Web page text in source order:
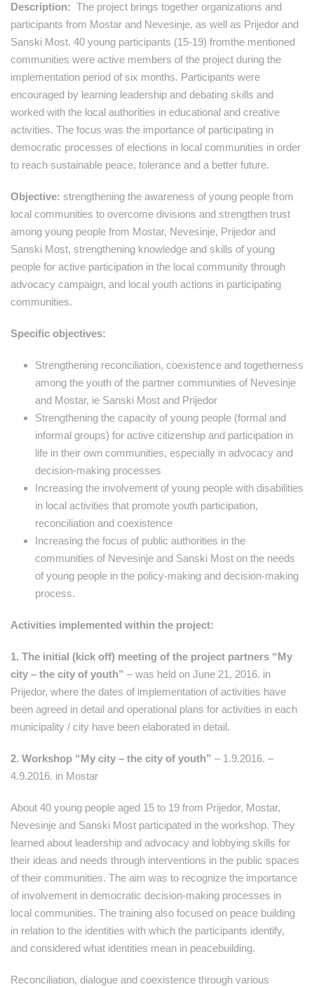
Description: The project brings together organizations and
participants from Mostar and Nevesinje, as well as Prijedor and
Sanski Most. 40 young participants (15-19) fromthe mentioned
communities were active members of the project during the
implementation period of six months. Participants were
encouraged by learning leadership and debating skills and
worked with the local authorities in educational and creative
activities. The focus was the importance of participating in
democratic processes of elections in local communities in order
to reach sustainable peace, tolerance and a better future.
Objective: strengthening the awareness of young people from
local communities to overcome divisions and strengthen trust
among young people from Mostar, Nevesinje, Prijedor and
Sanski Most, strengthening knowledge and skills of young
people for active participation in the local community through
advocacy campaign, and local youth actions in participating
communities.
Specific objectives:
Strengthening reconciliation, coexistence and togetherness
among the youth of the partner communities of Nevesinje
and Mostar, ie Sanski Most and Prijedor
Strengthening the capacity of young people (formal and
informal groups) for active citizenship and participation in
life in their own communities, especially in advocacy and
decision-making processes
Increasing the involvement of young people with disabilities
in local activities that promote youth participation,
reconciliation and coexistence
Increasing the focus of public authorities in the
communities of Nevesinje and Sanski Most on the needs
of young people in the policy-making and decision-making
process.
Activities implemented within the project:
1. The initial (kick off) meeting of the project partners “My
city – the city of youth” – was held on June 21, 2016. in
Prijedor, where the dates of implementation of activities have
been agreed in detail and operational plans for activities in each
municipality / city have been elaborated in detail.
2. Workshop “My city – the city of youth” – 1.9.2016. –
4.9.2016. in Mostar
About 40 young people aged 15 to 19 from Prijedor, Mostar,
Nevesinje and Sanski Most participated in the workshop. They
learned about leadership and advocacy and lobbying skills for
their ideas and needs through interventions in the public spaces
of their communities. The aim was to recognize the importance
of involvement in democratic decision-making processes in
local communities. The training also focused on peace building
in relation to the identities with which the participants identify,
and considered what identities mean in peacebuilding.
Reconciliation, dialogue and coexistence through various